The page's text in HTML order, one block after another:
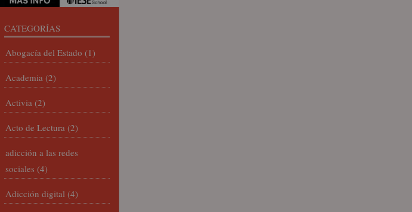
CATEGORÍAS
Abogacía del Estado (1)
Academia (2)
Activia (2)
Acto de Lectura (2)
adicción a las redes
sociales (4)
Adicción digital (4)